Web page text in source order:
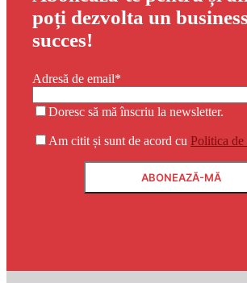
poți dezvolta un
succes!
Adresă de email*
Doresc să mă înscriu la newsletter.
Am citit și sunt de acord cu Politica